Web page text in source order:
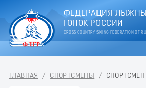
ФЕДЕРАЦИЯ
ГОНОК РОССИИ
CROSS COUNTRY SKIING FEDERATION OF
ГЛАВНАЯ / СПОРТСМЕНЫ / СПОРТСМЕН